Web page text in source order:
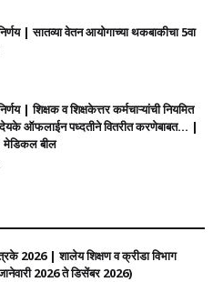
| सातव्या वेतन आयोगाच्या थकबाकीचा 5वा
| शिक्षक व शिक्षकेत्तर कर्मचाऱ्यांची नियमित
देयके ऑफलाईन पध्दतीने वितरीत करणेबाबत... |
बील
2026 | शालेय शिक्षण व क्रीडा विभाग
2026 ते डिसेंबर 2026)